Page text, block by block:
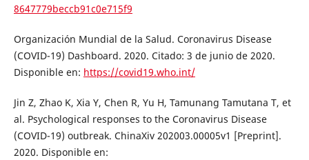
8647779beccb91c0e715f9
Organización Mundial de la Salud. Coronavirus Disease
(COVID-19) Dashboard. 2020. Citado: 3 de junio de 2020.
Disponible en: https://covid19.who.int/
Jin Z, Zhao K, Xia Y, Chen R, Yu H, Tamunang Tamutana T, et
al. Psychological responses to the Coronavirus Disease
(COVID-19) outbreak. ChinaXiv 202003.00005v1 [Preprint].
2020. Disponible en: